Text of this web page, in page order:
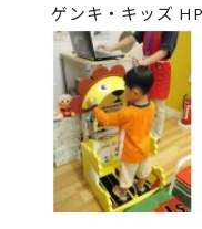
ゲンキ・キッズ